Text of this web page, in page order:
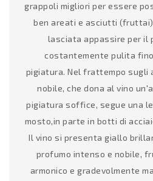
grappoli migliori per essere
ben areati e asciutti
lasciata appassire per il
costantemente pulita
pigiatura. Nel frattempo sugli
nobile, che dona al vino
pigiatura soffice, segue una
mosto,in parte in botti di
Il vino si presenta giallo
profumo intenso e nobile,
armonico e gradevolmente